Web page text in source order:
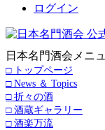
ログイン
日本名門酒会メニ
□ トップページ
□ News ＆ Topics
□ 折々の酒
□ 酒蔵ギャラリー
□ 酒楽万流